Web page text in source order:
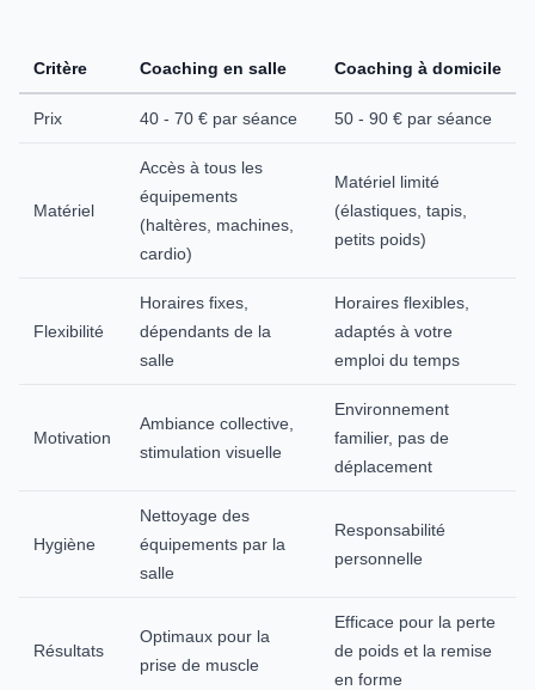
Critère Coaching en salle Coaching à domicile
Prix 40 - 70 € par séance 50 - 90 € par séance
Matériel
Accès à tous les
équipements
(haltères, machines,
cardio)
Matériel limité
(élastiques, tapis,
petits poids)
Flexibilité
Horaires fixes,
dépendants de la
salle
Horaires flexibles,
adaptés à votre
emploi du temps
Motivation
Ambiance collective,
stimulation visuelle
Environnement
familier, pas de
déplacement
Hygiène
Nettoyage des
équipements par la
salle
Responsabilité
personnelle
Résultats
Optimaux pour la
prise de muscle
Efficace pour la perte
de poids et la remise
en forme